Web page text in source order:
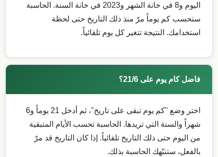
اليوم و8 في خانة الشهر و2023 في خانة السنة. الحاسبة
ستحسب كم يوماً مرّ منذ ذلك التاريخ حتى لحظة
استخدامك. النتيجة تتغير كل يوم تلقائياً.
فاضل كام يوم على 21/6؟
اختر وضع "كم يوم تبقى على تاريخ"، ثم أدخل 21 يوماً و6
شهراً والسنة التي تريدها. الحاسبة تحسب الأيام المتبقية
من اليوم حتى ذلك التاريخ تلقائياً. إذا كان التاريخ قد مرّ
بالفعل، ستنبّهك الحاسبة بذلك.